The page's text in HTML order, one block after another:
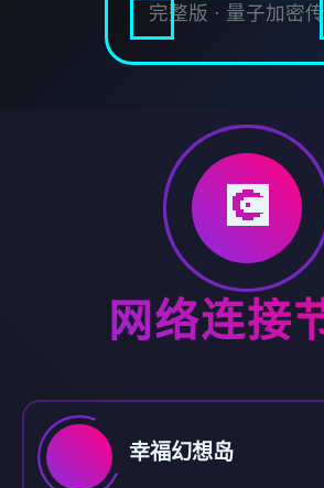
完整版 · 量子加密
💽
网络连接
幸福幻想岛